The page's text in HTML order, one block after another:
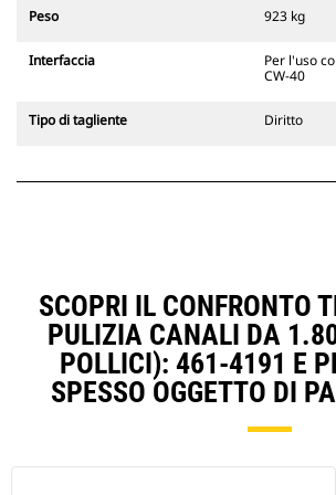
gli escavatori
larghezze per
sistema di attacco
includono un
cingolati e
Peso 923 kg
Interfaccia
Per l'uso
CW-40
Tipo di tagliente Diritto
SCOPRI IL CONFRONTO
PULIZIA CANALI DA
POLLICI): 461-4191 E
SPESSO OGGETTO DI